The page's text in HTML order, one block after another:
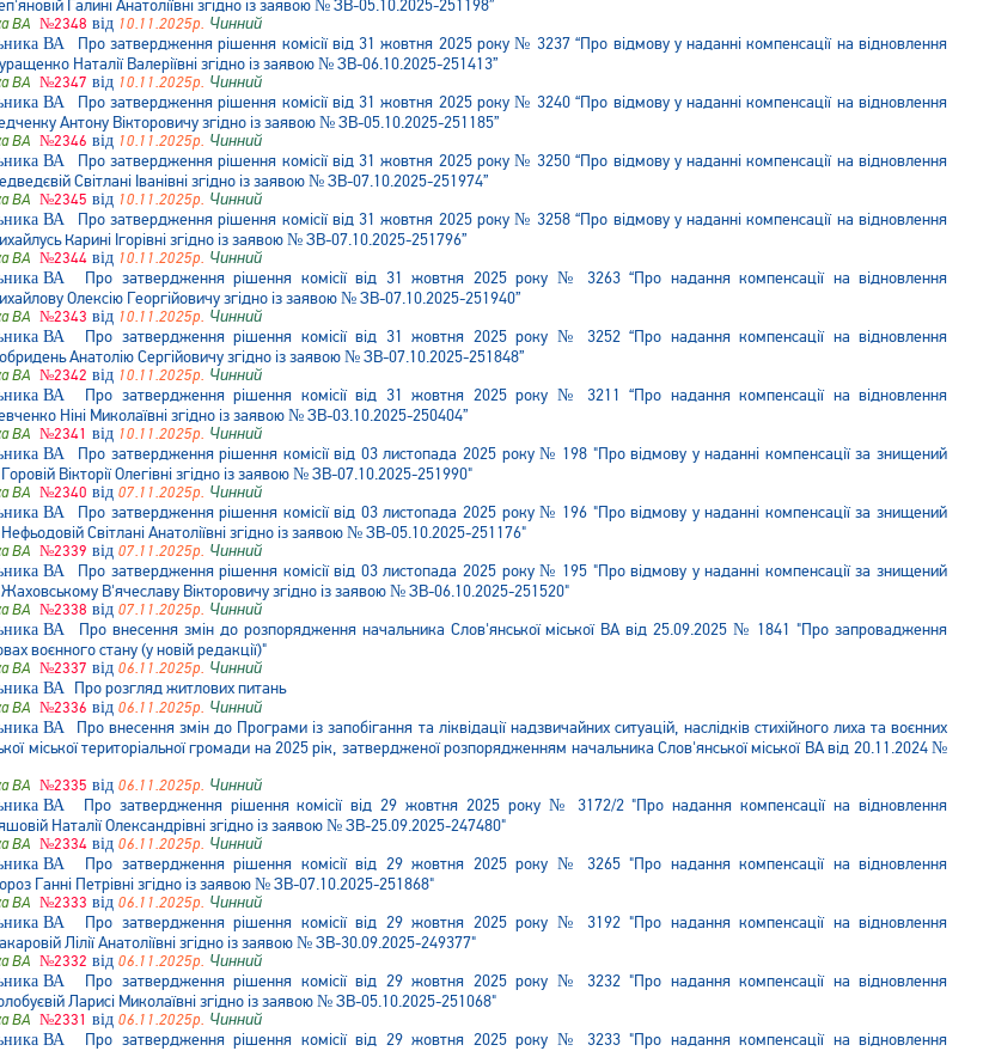
Галині Анатоліївні згідно із заявою № ЗВ-05.10.2025-251198”
ВА №2348 від 10.11.2025р. Чинний
Про затвердження рішення комісії від 31 жовтня 2025 року № 3237 “Про відмову у наданні компенсації на відновлення
Наталії Валеріївні згідно із заявою № ЗВ-06.10.2025-251413”
ВА №2347 від 10.11.2025р. Чинний
Про затвердження рішення комісії від 31 жовтня 2025 року № 3240 “Про відмову у наданні компенсації на відновлення
Антону Вікторовичу згідно із заявою № ЗВ-05.10.2025-251185”
ВА №2346 від 10.11.2025р. Чинний
Про затвердження рішення комісії від 31 жовтня 2025 року № 3250 “Про відмову у наданні компенсації на відновлення
Світлані Іванівні згідно із заявою № ЗВ-07.10.2025-251974”
ВА №2345 від 10.11.2025р. Чинний
Про затвердження рішення комісії від 31 жовтня 2025 року № 3258 “Про відмову у наданні компенсації на відновлення
Карині Ігорівні згідно із заявою № ЗВ-07.10.2025-251796”
ВА №2344 від 10.11.2025р. Чинний
Про затвердження рішення комісії від 31 жовтня 2025 року № 3263 “Про надання компенсації на відновлення
Олексію Георгійовичу згідно із заявою № ЗВ-07.10.2025-251940”
ВА №2343 від 10.11.2025р. Чинний
Про затвердження рішення комісії від 31 жовтня 2025 року № 3252 “Про надання компенсації на відновлення
Анатолію Сергійовичу згідно із заявою № ЗВ-07.10.2025-251848”
ВА №2342 від 10.11.2025р. Чинний
Про затвердження рішення комісії від 31 жовтня 2025 року № 3211 “Про надання компенсації на відновлення
Ніні Миколаївні згідно із заявою № ЗВ-03.10.2025-250404”
ВА №2341 від 10.11.2025р. Чинний
Про затвердження рішення комісії від 03 листопада 2025 року № 198 "Про відмову у наданні компенсації за знищений
Вікторії Олегівні згідно із заявою № ЗВ-07.10.2025-251990"
ВА №2340 від 07.11.2025р. Чинний
Про затвердження рішення комісії від 03 листопада 2025 року № 196 "Про відмову у наданні компенсації за знищений
Світлані Анатоліївні згідно із заявою № ЗВ-05.10.2025-251176"
ВА №2339 від 07.11.2025р. Чинний
Про затвердження рішення комісії від 03 листопада 2025 року № 195 "Про відмову у наданні компенсації за знищений
В'ячеславу Вікторовичу згідно із заявою № ЗВ-06.10.2025-251520"
ВА №2338 від 07.11.2025р. Чинний
Про внесення змін до розпорядження начальника Слов'янської міської ВА від 25.09.2025 № 1841 "Про запровадження
воєнного стану (у новій редакції)"
ВА №2337 від 06.11.2025р. Чинний
Про розгляд житлових питань
ВА №2336 від 06.11.2025р. Чинний
Про внесення змін до Програми із запобігання та ліквідації надзвичайних ситуацій, наслідків стихійного лиха та воєнних
міської територіальної громади на 2025 рік, затвердженої розпорядженням начальника Слов'янської міської ВА від 20.11.2024 №
ВА №2335 від 06.11.2025р. Чинний
Про затвердження рішення комісії від 29 жовтня 2025 року № 3172/2 "Про надання компенсації на відновлення
Наталії Олександрівні згідно із заявою № ЗВ-25.09.2025-247480"
ВА №2334 від 06.11.2025р. Чинний
Про затвердження рішення комісії від 29 жовтня 2025 року № 3265 "Про надання компенсації на відновлення
Ганні Петрівні згідно із заявою № ЗВ-07.10.2025-251868"
ВА №2333 від 06.11.2025р. Чинний
Про затвердження рішення комісії від 29 жовтня 2025 року № 3192 "Про надання компенсації на відновлення
Лілії Анатоліївні згідно із заявою № ЗВ-30.09.2025-249377"
ВА №2332 від 06.11.2025р. Чинний
Про затвердження рішення комісії від 29 жовтня 2025 року № 3232 "Про надання компенсації на відновлення
Ларисі Миколаївні згідно із заявою № ЗВ-05.10.2025-251068"
ВА №2331 від 06.11.2025р. Чинний
Про затвердження рішення комісії від 29 жовтня 2025 року № 3233 "Про надання компенсації на відновлення